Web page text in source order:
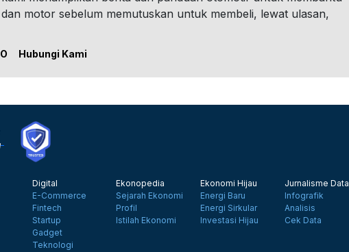
motor sebelum memutuskan untuk membeli, lewat ulasan,
Hubungi Kami
Digital
E-Commerce
Fintech
Startup
Gadget
Teknologi
Ekonopedia
Sejarah Ekonomi
Profil
Istilah Ekonomi
Ekonomi Hijau
Energi Baru
Energi Sirkular
Investasi Hijau
Jurnalisme Data
Infografik
Analisis
Cek Data